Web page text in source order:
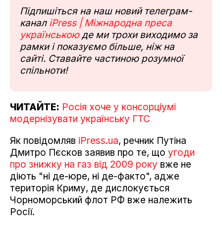
Підпишіться на наш новий телеграм-
канал iPress | Міжнародна преса
українськоюде ми трохи виходимо за
рамки і показуємо більше, ніж на
сайті. Ставайте частиною розумної
спільноти!
ЧИТАЙТЕ: Росія хоче у консорціумі
модернізувати українську ГТС
Як повідомляв iPress.ua, речник Путіна
Дмитро Пєсков заявив про те, що угоди
про знижку на газ від 2009 року вже не
діють "ні де-юре, ні де-факто", адже
територія Криму, де дислокується
Чорноморський флот РФ вже належить
Росії.